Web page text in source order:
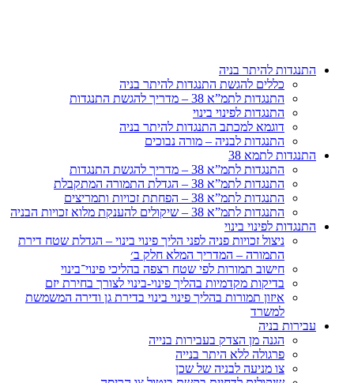
התנגדות להיתר בניה
כללים להגשת התנגדות להיתר בניה
התנגדות לתמ”א 38 – מדריך להגשת התנגדות
התנגדות לפינוי בינוי
דוגמא למכתב התנגדות להיתר בניה
התנגדות לבניה – מורה נבוכים
התנגדות לתמא 38
התנגדות לתמ”א 38 – מדריך להגשת התנגדות
התנגדות לתמ”א 38 – הגדלת התמורה המתקבלת
התנגדות לתמ”א 38 – הפחתת זכויות ותמריצים
התנגדות לתמ”א 38 – שיקולים להענקת מלוא זכויות הבניה
התנגדות לפינוי בינוי
ניצול זכויות פניה לפני הליך פינוי בינוי – הגדלת שטח דירת
התמורה – המדריך המלא חלק ב׳
חישוב תמורות לפי שטח רצפה בהליכי פינוי־בינוי
בדיקות מקדמיות בהליך פינוי-בינוי לצורך בחירת יזם
איזון תמורות בהליך פינוי בינוי בדירת גן ודירה המשמשת
למשרד
עבירות בניה
הגנה מן הצדק בעבירות בנייה
פרגולה ללא היתר בנייה
צו מניעה לבניה של שכן